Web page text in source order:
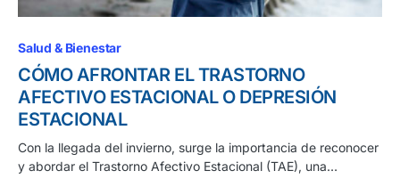
Salud & Bienestar
CÓMO AFRONTAR EL TRASTORNO
AFECTIVO ESTACIONAL O DEPRESIÓN
ESTACIONAL
Con la llegada del invierno, surge la importancia de reconocer
y abordar el Trastorno Afectivo Estacional (TAE), una…